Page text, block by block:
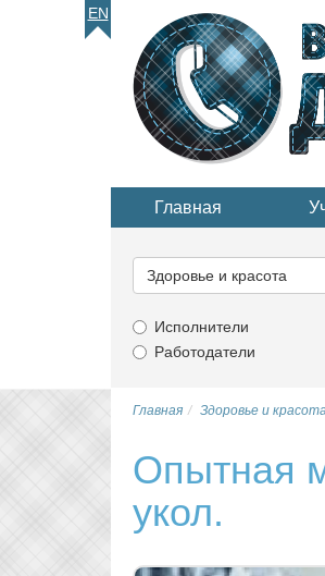
EN
Главная
категорию...
Здоровье и красота
Исполнители
Работодатели
Главная Здоровье и
Опытная
укол.